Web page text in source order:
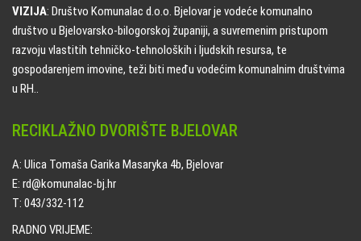
VIZIJA: Društvo Komunalac d.o.o. Bjelovar je vodeće komunalno
društvo u Bjelovarsko-bilogorskoj županiji, a suvremenim pristupom
razvoju vlastitih tehničko-tehnoloških i ljudskih resursa, te
gospodarenjem imovine, teži biti među vodećim komunalnim društvima
u RH..
RECIKLAŽNO DVORIŠTE BJELOVAR
A: Ulica Tomaša Garika Masaryka 4b, Bjelovar
E: rd@komunalac-bj.hr
T: 043/332-112
RADNO VRIJEME: